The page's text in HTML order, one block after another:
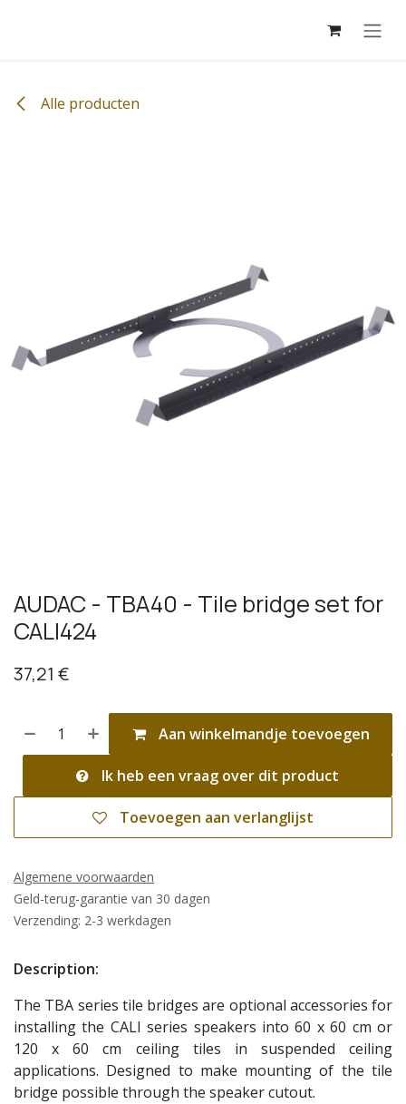
Alle producten
AUDAC - TBA40 - Tile bridge set for
CALI424
37,21 €
Aan winkelmandje toevoegen
Ik heb een vraag over dit product
Toevoegen aan verlanglijst
Algemene voorwaarden
Geld-terug-garantie van 30 dagen
Verzending: 2-3 werkdagen
Description:
The TBA series tile bridges are optional accessories for
installing the CALI series speakers into 60 x 60 cm or
120 x 60 cm ceiling tiles in suspended ceiling
applications. Designed to make mounting of the tile
bridge possible through the speaker cutout.